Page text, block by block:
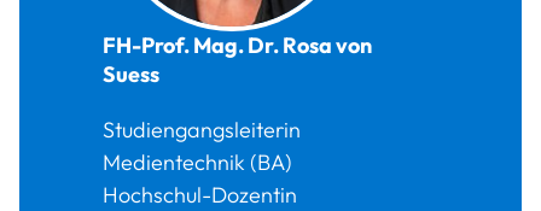
FH-Prof. Mag. Dr.Rosavon
Suess
Studiengangsleiterin
Medientechnik (BA)
Hochschul-Dozentin